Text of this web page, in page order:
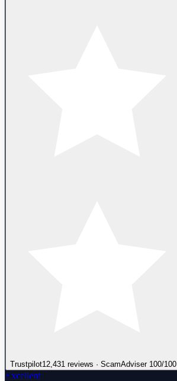
Trustpilot12,431 reviews · ScamAdviser 100/100
Excellent